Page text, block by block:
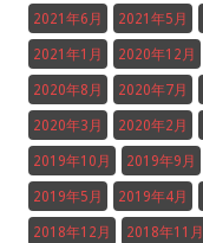
2021年6月 2021年5月
2021年1月 2020年12月
2020年8月 2020年7月
2020年3月 2020年2月
2019年10月 2019年9月
2019年5月 2019年4月
2018年12月 2018年11月